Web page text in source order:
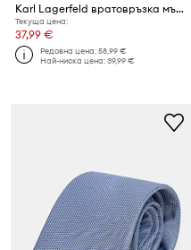
Karl Lagerfeld вратовръзка мъжка с коприна
Текуща цена:
37,99 €
Редовна цена:58,99 €
Най-ниска цена:39,99 €